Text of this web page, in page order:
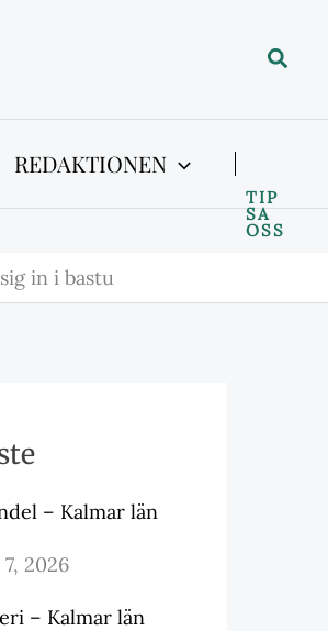
Sök
REDAKTIONEN
TIP
SA
OSS
in i bastu
– Kalmar län
2026
– Kalmar län